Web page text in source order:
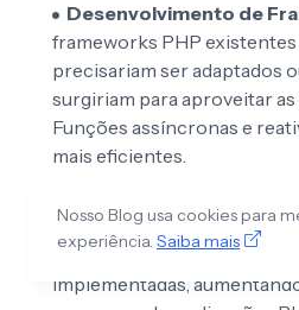
Desenvolvimento de
frameworks PHP existentes
precisariam ser adaptados
surgiriam para aproveitar
Funções assíncronas e
mais eficientes.
criptografia e autenticação
propriedades quânticas da
implementadas,
Nosso Blog usa cookies para
experiência. Saiba mais